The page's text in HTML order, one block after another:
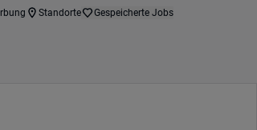
Standorte Gespeicherte Jobs